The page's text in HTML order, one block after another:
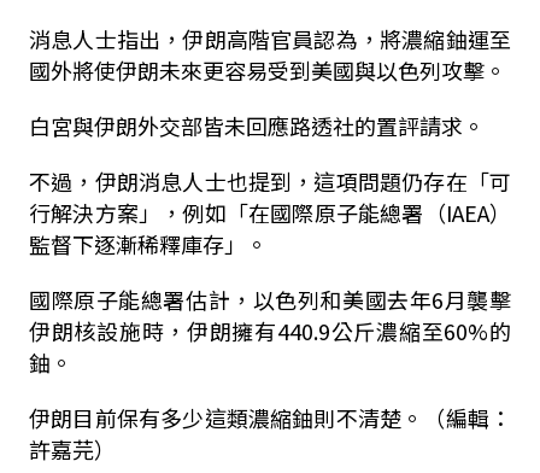
消息人士指出，伊朗高階官員認為，將濃縮鈾運至
國外將使伊朗未來更容易受到美國與以色列攻擊。
白宮與伊朗外交部皆未回應路透社的置評請求。
不過，伊朗消息人士也提到，這項問題仍存在「可
行解決方案」，例如「在國際原子能總署（IAEA）
監督下逐漸稀釋庫存」。
國際原子能總署估計，以色列和美國去年6月襲擊
伊朗核設施時，伊朗擁有440.9公斤濃縮至60%的
鈾。
伊朗目前保有多少這類濃縮鈾則不清楚。（編輯：
許嘉芫）